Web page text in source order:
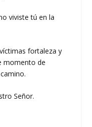
viviste tú en la
fortaleza y
momento de
Señor.